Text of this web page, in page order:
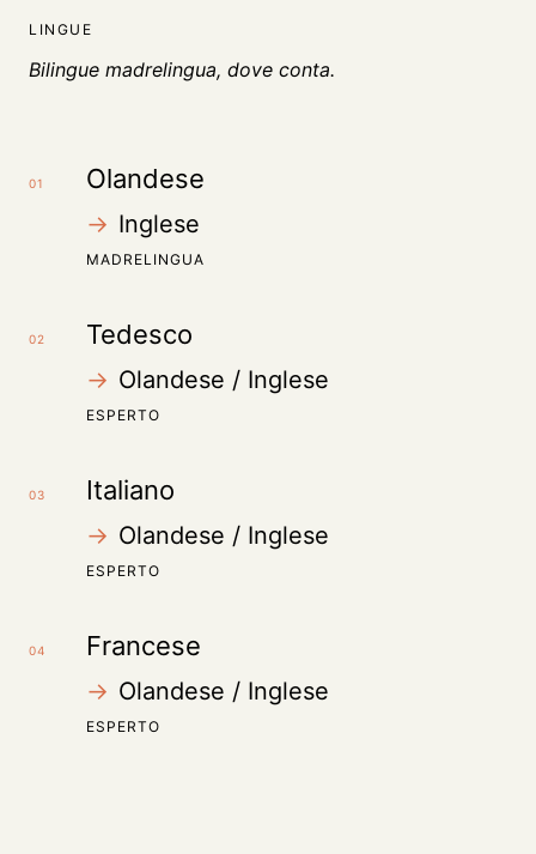
LINGUE
Bilingue madrelingua, dove conta.
01 Olandese
→ Inglese
MADRELINGUA
02 Tedesco
→ Olandese / Inglese
ESPERTO
03 Italiano
→ Olandese / Inglese
ESPERTO
04 Francese
→ Olandese / Inglese
ESPERTO